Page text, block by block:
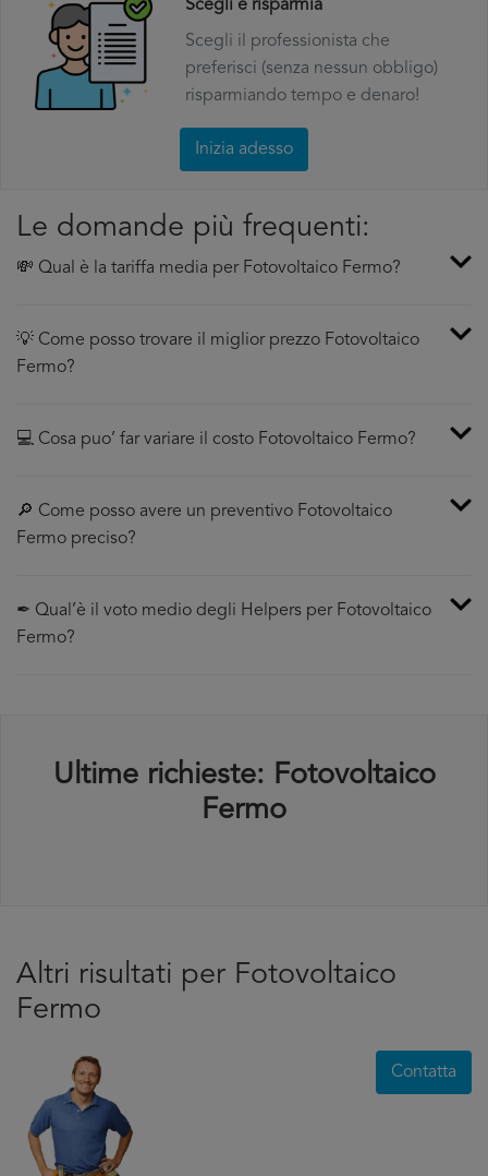
Scegli e risparmia
Scegli il professionista che
preferisci (senza nessun obbligo)
risparmiando tempo e denaro!
Inizia adesso
Le domande più frequenti:
💸 Qual è la tariffa media per Fotovoltaico Fermo?
💡 Come posso trovare il miglior prezzo Fotovoltaico
Fermo?
💻 Cosa puo’ far variare il costo Fotovoltaico Fermo?
🔎 Come posso avere un preventivo Fotovoltaico
Fermo preciso?
✒ Qual’è il voto medio degli Helpers per Fotovoltaico
Fermo?
Ultime richieste: Fotovoltaico
Fermo
Altri risultati per Fotovoltaico
Fermo
Contatta